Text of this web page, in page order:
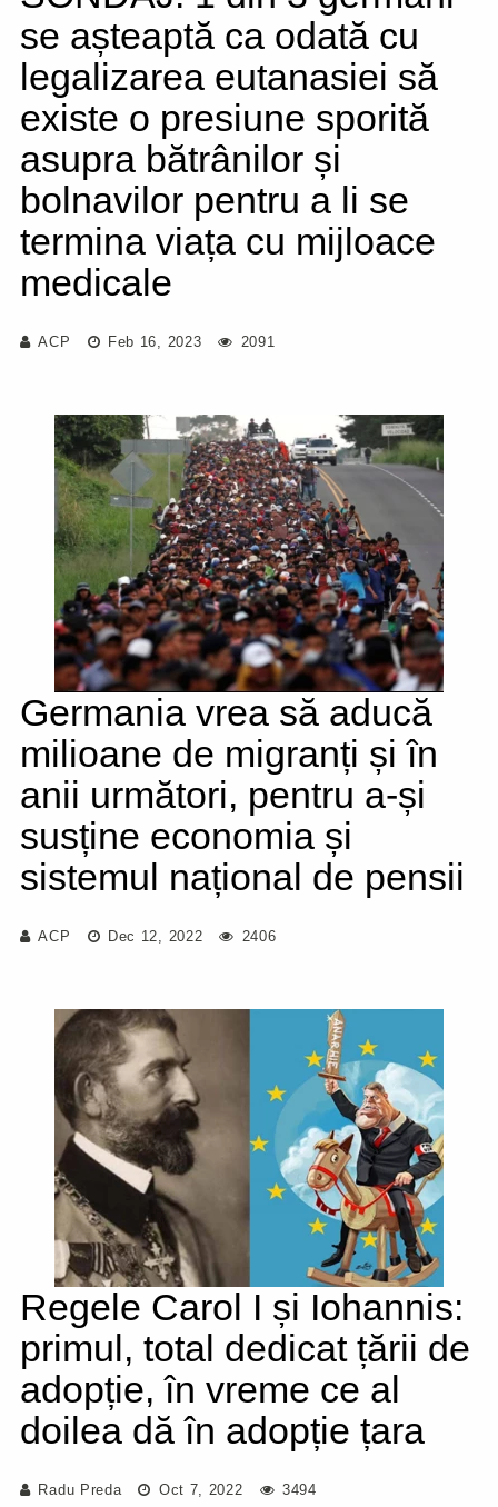
se așteaptă ca odată cu
legalizarea eutanasiei să
existe o presiune sporită
asupra bătrânilor și
bolnavilor pentru a li se
termina viața cu mijloace
medicale
ACP Feb 16, 2023 2091
Germania vrea să aducă
milioane de migranți și în
anii următori, pentru a-și
susține economia și
sistemul național de pensii
ACP Dec 12, 2022 2406
Regele Carol I și Iohannis:
primul, total dedicat țării de
adopție, în vreme ce al
doilea dă în adopție țara
Radu Preda Oct 7, 2022 3494